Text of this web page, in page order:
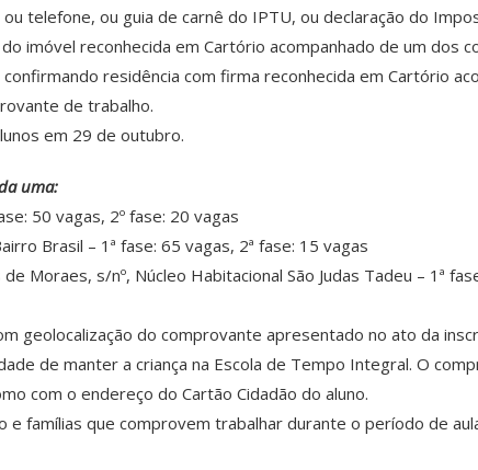
telefone, ou guia de carnê do IPTU, ou declaração do
imóvel reconhecida em Cartório acompanhado de um dos
residência com firma reconhecida em Cartório
de trabalho.
em 29 de outubro.
uma:
50 vagas, 2º fase: 20 vagas
Brasil – 1ª fase: 65 vagas, 2ª fase: 15 vagas
Moraes, s/nº, Núcleo Habitacional São Judas Tadeu – 1ª
geolocalização do comprovante apresentado no ato da
de manter a criança na Escola de Tempo Integral. O
com o endereço do Cartão Cidadão do aluno.
famílias que comprovem trabalhar durante o período de